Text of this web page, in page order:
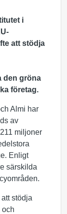
i
att stödja
den gröna
företag.
Almi har
av
miljoner
Enligt
särskilda
stödja
och